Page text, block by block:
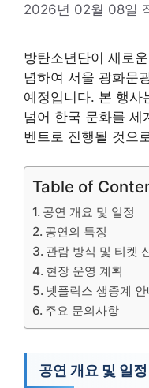
2026년 02월 08일
방탄소년단이 새로
념하여 서울 광화문
예정입니다. 본 행사
넘어 한국 문화를 세
벤트로 진행될 것으
Table of
공연 개요 및 일정
공연의 특징
관람 방식 및 티켓
현장 운영 계획
넷플릭스 생중계 안
주요 문의사항
공연 개요 및 일정